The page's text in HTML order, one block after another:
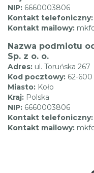
NIP: 6660003806
Kontakt telefoniczny:
Kontakt mailowy:
Nazwa podmiotu
Sp. z o. o.
Adres: ul. Toruńska 267
Kod pocztowy: 62-600
Miasto: Koło
Kraj: Polska
NIP: 6660003806
Kontakt telefoniczny:
Kontakt mailowy: